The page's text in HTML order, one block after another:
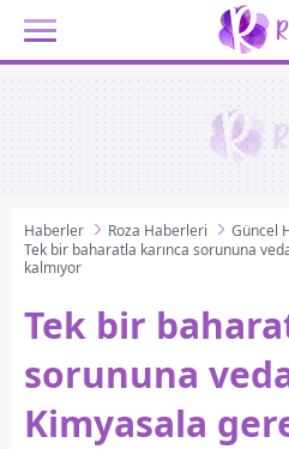
Haberler Roza Haberleri
Güncel
Tek bir baharatla karınca sorununa
kalmıyor
Tek bir
sorununa
Kimyasala